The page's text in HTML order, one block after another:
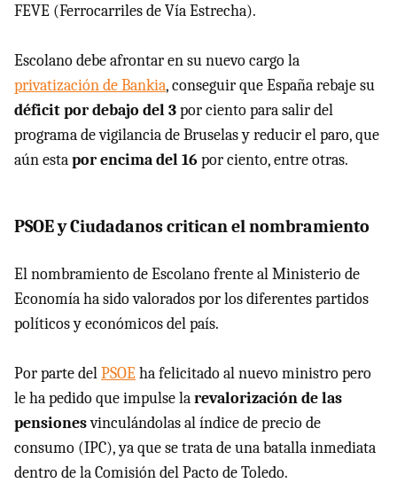
FEVE (Ferrocarriles de Vía Estrecha).
Escolano debe afrontar en su nuevo cargo la
privatización de Bankia, conseguir que España rebaje su
déficit por debajo del 3por ciento para salir del
programa de vigilancia de Bruselas y reducir el paro, que
aún estapor encima del 16por ciento, entre otras.
PSOE y Ciudadanos critican el nombramiento
El nombramiento de Escolano frente al Ministerio de
Economía ha sido valorados por los diferentes partidos
políticos y económicos del país.
Por parte delPSOEha felicitado al nuevo ministro pero
le ha pedido que impulse larevalorización de las
pensionesvinculándolas al índice de precio de
consumo (IPC), ya que se trata de una batalla inmediata
dentro de la Comisión del Pacto de Toledo.